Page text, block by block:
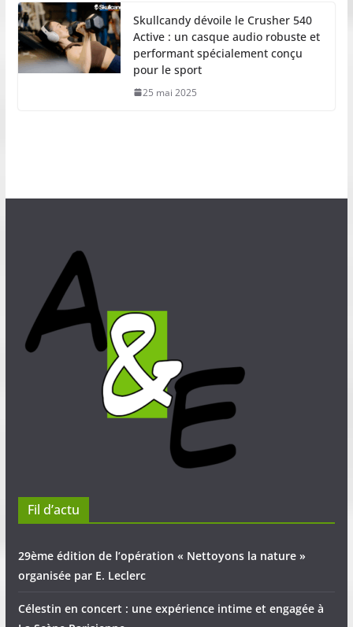
Skullcandy dévoile le Crusher 540
Active : un casque audio robuste et
performant spécialement conçu
pour le sport
25 mai 2025
Fil d’actu
29ème édition de l’opération « Nettoyons la nature »
organisée par E. Leclerc
Célestin en concert : une expérience intime et engagée à